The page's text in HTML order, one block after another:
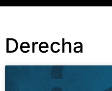
Derecha